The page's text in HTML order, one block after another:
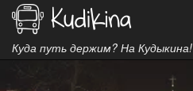
Куда путь держим? На Кудыкина!